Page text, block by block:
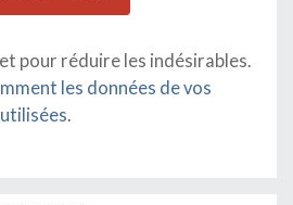
pour réduire les indésirables.
les données de vos
.